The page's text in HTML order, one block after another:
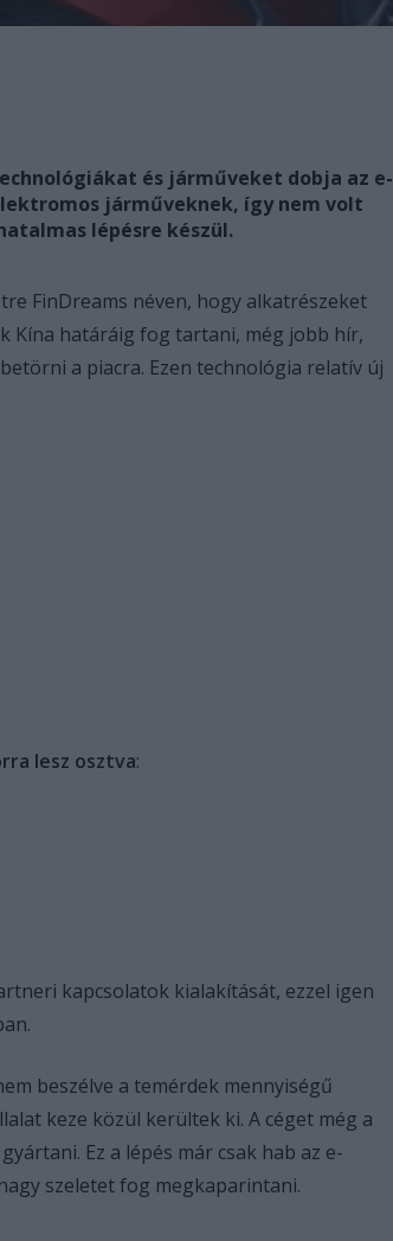
és járműveket dobja az e-
járműveknek, így nem volt
lépésre készül.
FinDreams néven, hogy alkatrészeket
Kína határáig fog tartani, még jobb hír,
a piacra. Ezen technológia relatív új
lesz osztva:
kapcsolatok kialakítását, ezzel igen
beszélve a temérdek mennyiségű
keze közül kerültek ki. A céget még a
Ez a lépés már csak hab az e-
szeletet fog megkaparintani.